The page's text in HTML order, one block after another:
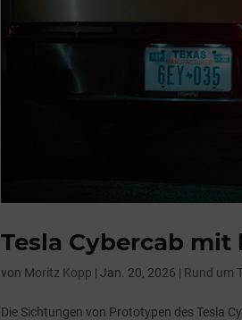
Tesla Cybercab
von Moritz Kopp |Jan. 20, 2026 | Rund um
Die Sichtungen von Prototypen des Tesla